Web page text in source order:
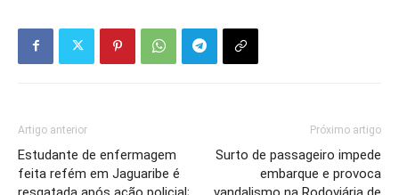
Artigo anterior
Estudante de enfermagem
feita refém em Jaguaribe é
Próximo artigo
Surto de passageiro impede
embarque e provoca